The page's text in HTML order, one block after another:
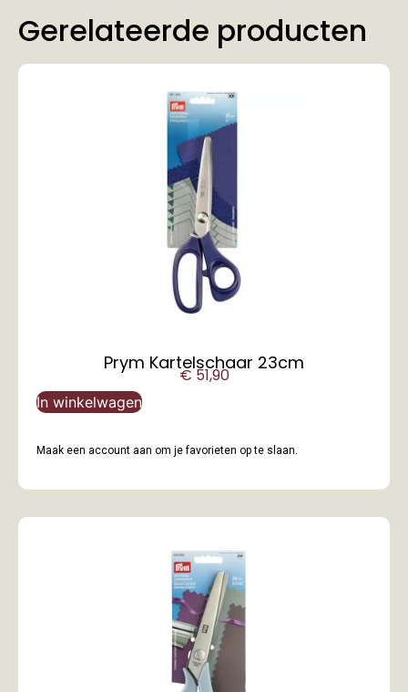
Gerelateerde producten
Prym Kartelschaar 23cm
€51,90
In winkelwagen
Maak een account aan om je favorieten op te slaan.